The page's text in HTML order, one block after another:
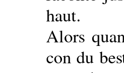
haut.
Alors
con du